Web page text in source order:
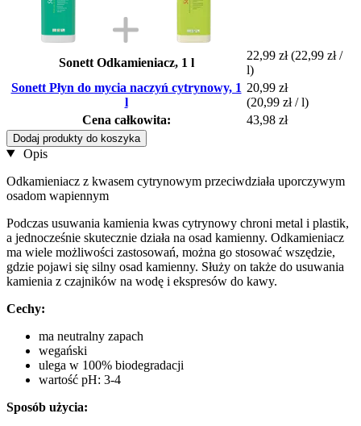
Sonett Odkamieniacz, 1 l
22,99 zł (22,99 zł /
l)
Sonett Płyn do mycia naczyń cytrynowy, 1
l
20,99 zł
(20,99 zł / l)
Cena całkowita:
43,98 zł
Dodaj produkty do koszyka
Opis
Odkamieniacz z kwasem cytrynowym przeciwdziała uporczywym
osadom wapiennym
Podczas usuwania kamienia kwas cytrynowy chroni metal i plastik,
a jednocześnie skutecznie działa na osad kamienny. Odkamieniacz
ma wiele możliwości zastosowań, można go stosować wszędzie,
gdzie pojawi się silny osad kamienny. Służy on także do usuwania
kamienia z czajników na wodę i ekspresów do kawy.
Cechy:
ma neutralny zapach
wegański
ulega w 100% biodegradacji
wartość pH: 3-4
Sposób użycia: